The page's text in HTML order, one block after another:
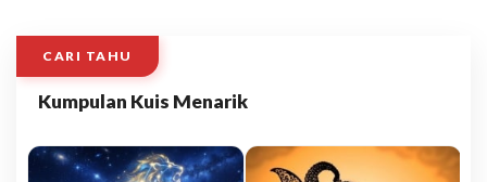
CARI TAHU
Kumpulan Kuis Menarik